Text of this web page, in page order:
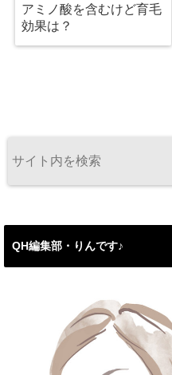
アミノ酸を含むけど育毛
効果は？
QH編集部・りんです♪